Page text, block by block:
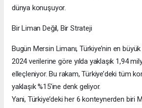
dünya konuşuyor.
Bir Liman Değil, Bir Strateji
Bugün Mersin Limanı, Türkiye’nin en
2024 verilerine göre yılda yaklaşık 1,94
elleçleniyor. Bu rakam, Türkiye’deki tüm
yaklaşık %15’ine denk geliyor.
Yani, Türkiye’deki her 6 konteynerden biri